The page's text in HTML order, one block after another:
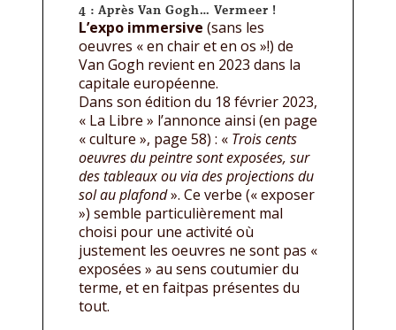
4 : Après Van Gogh… Vermeer !
L’expo immersive (sans les
oeuvres « en chair et en os »!) de
Van Gogh revient en 2023 dans la
capitale européenne.
Dans son édition du 18 février 2023,
« La Libre » l’annonce ainsi (en page
« culture », page 58) : « Trois cents
oeuvres du peintre sont exposées, sur
des tableaux ou via des projections du
sol au plafond». Ce verbe (« exposer
») semble particulièrement mal
choisi pour une activité où
justement les oeuvres ne sont pas «
exposées » au sens coutumier du
terme, et en faitpas présentes du
tout.